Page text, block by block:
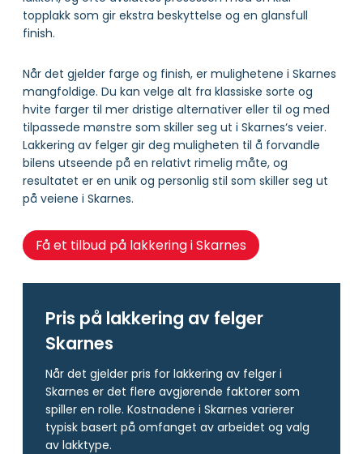
topplakk som gir ekstra beskyttelse og en glansfull
finish.
Når det gjelder farge og finish, er mulighetene i Skarnes
mangfoldige. Du kan velge alt fra klassiske sorte og
hvite farger til mer dristige alternativer eller til og med
tilpassede mønstre som skiller seg ut i Skarnes‘s veier.
Lakkering av felger gir deg muligheten til å forvandle
bilens utseende på en relativt rimelig måte, og
resultatet er en unik og personlig stil som skiller seg ut
på veiene i Skarnes.
Få et tilbud på lakkering i Skarnes
Pris på lakkering av felger
Skarnes
Når det gjelder pris for lakkering av felger i
Skarnes er det flere avgjørende faktorer som
spiller en rolle. Kostnadene i Skarnes varierer
typisk basert på omfanget av arbeidet og valg
av lakktype.